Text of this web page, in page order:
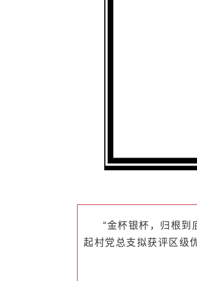
“金杯银杯，归根
起村党总支拟获评区级